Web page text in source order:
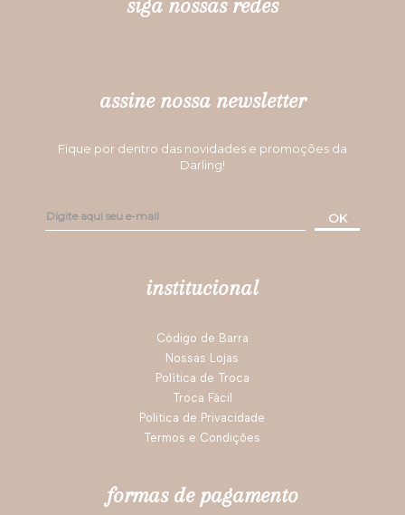
siga nossas redes
assine nossa newsletter
Fique por dentro das novidades e promoções da
Darling!
OK
institucional
Código de Barra
Nossas Lojas
Política de Troca
Troca Fácil
Politica de Privacidade
Termos e Condições
formas de pagamento